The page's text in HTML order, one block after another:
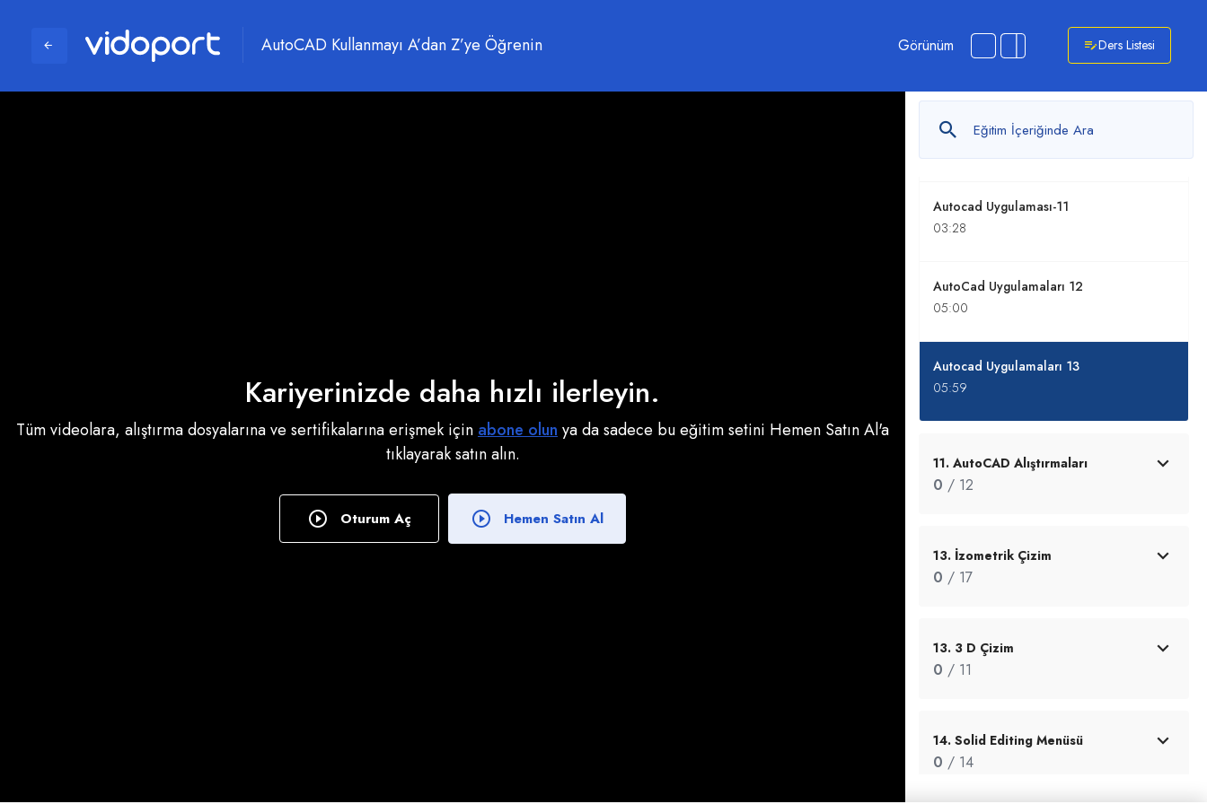
AutoCAD Kullanmayı A’dan Z’ye Öğrenin Görünüm Ders Listesi
Kariyerinizde daha hızlı ilerleyin.
Tüm videolara, alıştırma dosyalarına ve sertifikalarına erişmek için abone olun ya da sadece bu eğitim setini Hemen Satın Al'a
tıklayarak satın alın.
Oturum Aç Hemen Satın Al
10. Autocad Uygulamaları
AutoCad Uygulaması-10
Autocad Uygulaması-11
03:28
AutoCad Uygulamaları 12
05:00
Autocad Uygulamaları 13
05:59
11. AutoCAD Alıştırmaları
0 / 12
13. İzometrik Çizim
0 / 17
13. 3 D Çizim
0 / 11
14. Solid Editing Menüsü
0 / 14